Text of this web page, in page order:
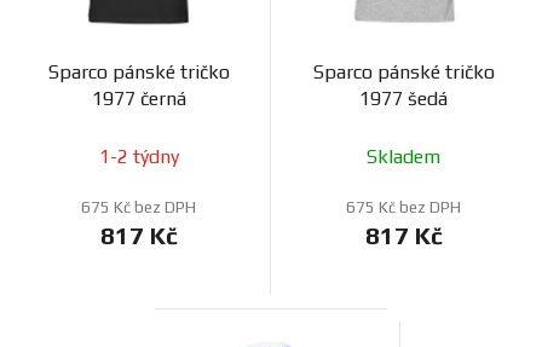
Sparco pánské tričko
1977 černá
1-2 týdny
675 Kč bez DPH
817 Kč
Sparco pánské tričko
1977 šedá
Skladem
675 Kč bez DPH
817 Kč